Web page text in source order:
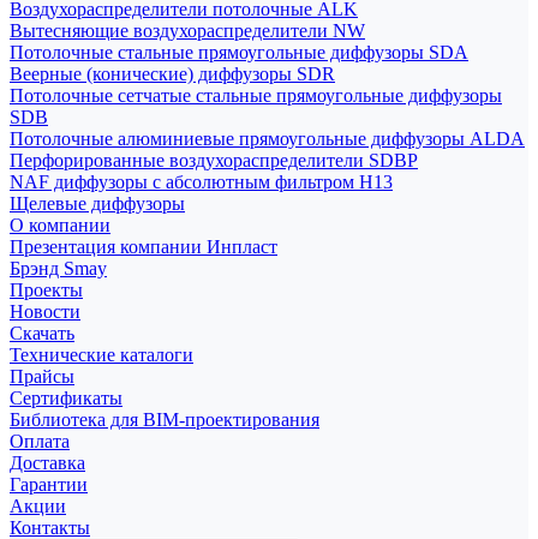
Воздухораспределители потолочные ALK
Вытесняющие воздухораспределители NW
Потолочные стальные прямоугольные диффузоры SDA
Веерные (конические) диффузоры SDR
Потолочные сетчатые стальные прямоугольные диффузоры
SDB
Потолочные алюминиевые прямоугольные диффузоры ALDA
Перфорированные воздухораспределители SDBP
NAF диффузоры с абсолютным фильтром Н13
Щелевые диффузоры
О компании
Презентация компании Инпласт
Брэнд Smay
Проекты
Новости
Скачать
Технические каталоги
Прайсы
Сертификаты
Библиотека для BIM-проектирования
Оплата
Доставка
Гарантии
Акции
Контакты